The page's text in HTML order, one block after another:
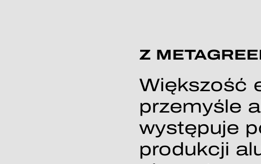
Z
Większość
przemyśle
występuje
produkcji